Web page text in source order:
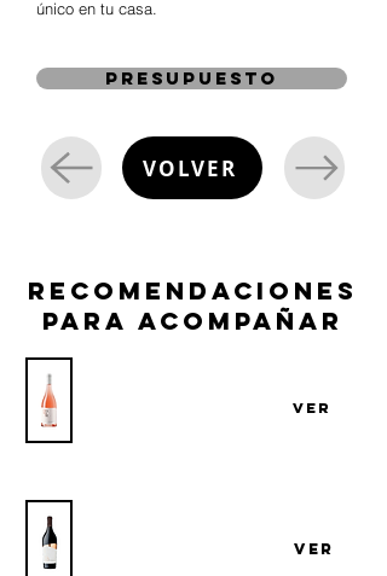
único en tu casa.
presupuesto
VOLVER
recomendaciones
para acompañar
VER
VER